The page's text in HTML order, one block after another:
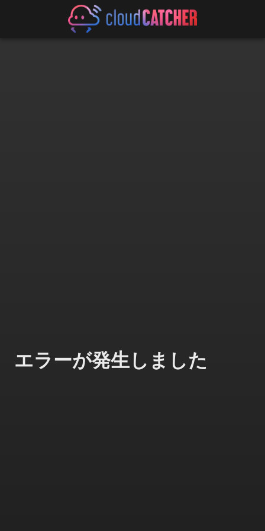
エラーが発生しました